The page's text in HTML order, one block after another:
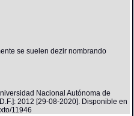
se suelen dezir nombrando
Nacional Autónoma de
2012 [29-08-2020]. Disponible en
11946